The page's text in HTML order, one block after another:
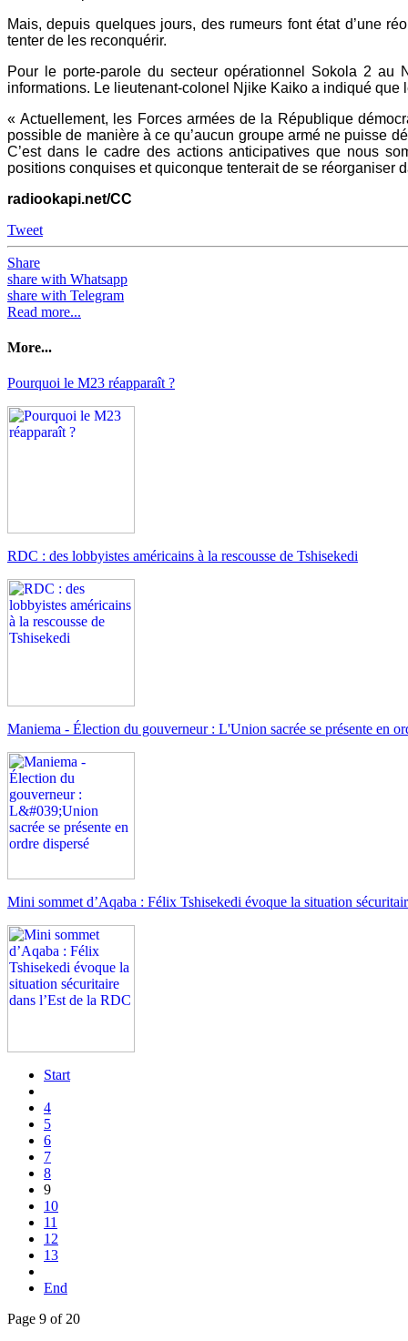
Mais, depuis quelques jours, des rumeurs font état d’une
tenter de les reconquérir.
Pour le porte-parole du secteur opérationnel Sokola 2
informations. Le lieutenant-colonel Njike Kaiko a indiqué
« Actuellement, les Forces armées de la République
possible de manière à ce qu’aucun groupe armé ne puisse
C’est dans le cadre des actions anticipatives que nous
positions conquises et quiconque tenterait de se réorganiser
radiookapi.net/CC
Tweet
Share
share with Whatsapp
share with Telegram
Read more...
More...
Pourquoi le M23 réapparaît ?
RDC : des lobbyistes américains à la rescousse de Tshisekedi
Maniema - Élection du gouverneur : L'Union sacrée se présente en
Mini sommet d’Aqaba : Félix Tshisekedi évoque la situation
Start
4
5
6
7
8
9
10
11
12
13
End
Page 9 of 20